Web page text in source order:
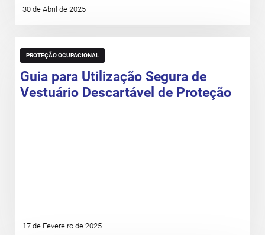
30 de Abril de 2025
PROTEÇÃO OCUPACIONAL
Guia para Utilização Segura de
Vestuário Descartável de Proteção
17 de Fevereiro de 2025